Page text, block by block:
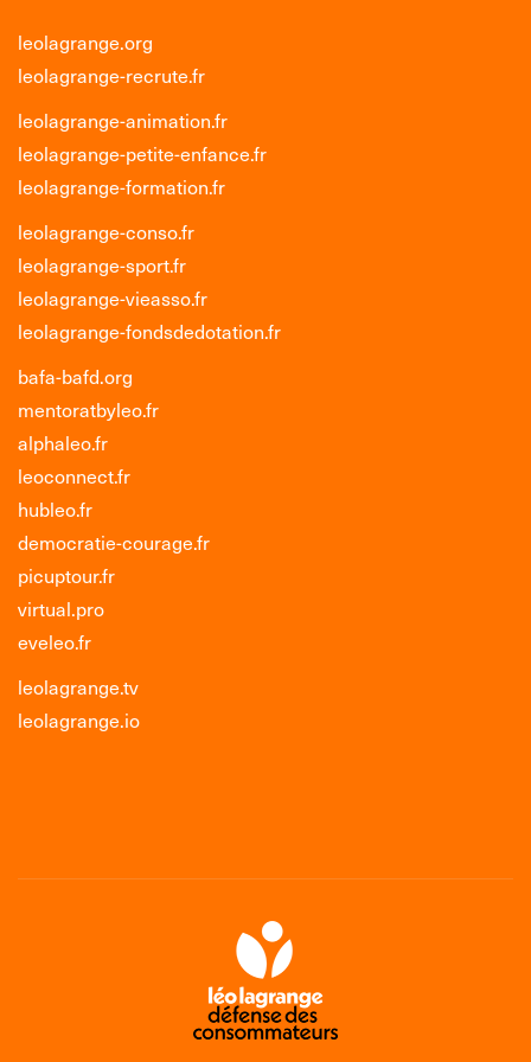
leolagrange.org
leolagrange-recrute.fr
leolagrange-animation.fr
leolagrange-petite-enfance.fr
leolagrange-formation.fr
leolagrange-conso.fr
leolagrange-sport.fr
leolagrange-vieasso.fr
leolagrange-fondsdedotation.fr
bafa-bafd.org
mentoratbyleo.fr
alphaleo.fr
leoconnect.fr
hubleo.fr
democratie-courage.fr
picuptour.fr
virtual.pro
eveleo.fr
leolagrange.tv
leolagrange.io